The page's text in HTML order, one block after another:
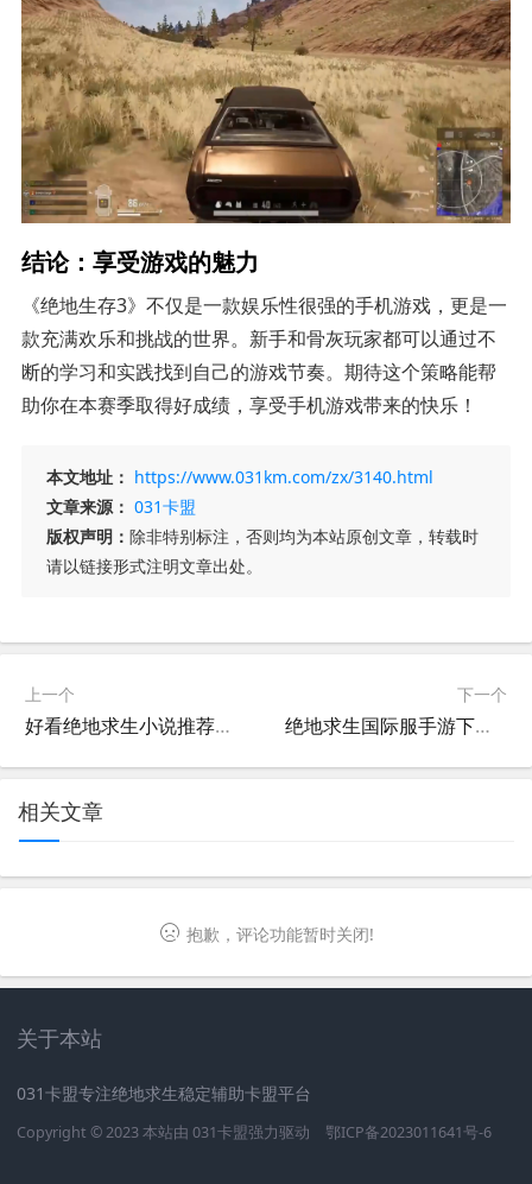
结论：享受游戏的魅力
《绝地生存3》不仅是一款娱乐性很强的手机游戏，更是一
款充满欢乐和挑战的世界。新手和骨灰玩家都可以通过不
断的学习和实践找到自己的游戏节奏。期待这个策略能帮
助你在本赛季取得好成绩，享受手机游戏带来的快乐！
本文地址： https://www.031km.com/zx/3140.html
文章来源： 031卡盟
版权声明： 除非特别标注，否则均为本站原创文章，转载时
请以链接形式注明文章出处。
上一个
好看绝地求生小说推荐女生必看-适合女生阅读的绝地求生类型小说推荐
下一个
绝地求生国际服手游下载，刺激战场全球对决-绝地求生国际服手游攻略：战术详解与装备解析
相关文章
抱歉，评论功能暂时关闭!
关于本站
031卡盟专注绝地求生稳定辅助卡盟平台
Copyright © 2023 本站由 031卡盟强力驱动 鄂ICP备2023011641号-6